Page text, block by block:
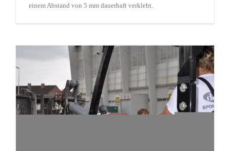
einem Abstand von 5 mm dauerhaft verklebt.